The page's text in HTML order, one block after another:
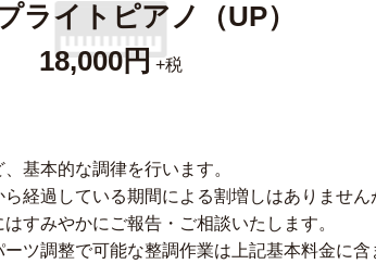
ライトピアノ（UP）
18,000円 +税
基本的な調律を行います。
経過している期間による割増しはありませ
すみやかにご報告・ご相談いたします。
ツ調整で可能な整調作業は上記基本料金に